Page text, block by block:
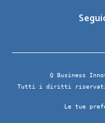
Q Business
Tutti i diritti
Le tue